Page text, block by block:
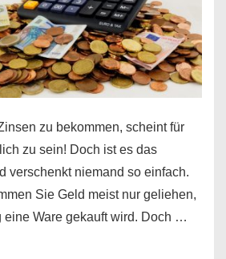
zu bekommen, scheint für
zu sein! Doch ist es das
verschenkt niemand so einfach.
Sie Geld meist nur geliehen,
eine Ware gekauft wird. Doch …